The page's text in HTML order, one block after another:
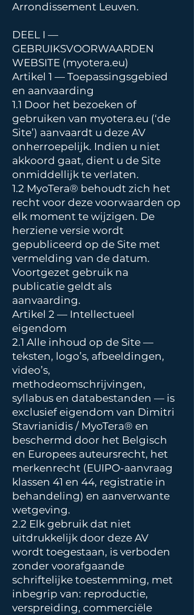
Arrondissement Leuven.
DEEL I —
GEBRUIKSVOORWAARDEN
WEBSITE (myotera.eu)
Artikel 1 — Toepassingsgebied
en aanvaarding
1.1 Door het bezoeken of
gebruiken van myotera.eu (‘de
Site’) aanvaardt u deze AV
onherroepelijk. Indien u niet
akkoord gaat, dient u de Site
onmiddellijk te verlaten.
1.2 MyoTera® behoudt zich het
recht voor deze voorwaarden op
elk moment te wijzigen. De
herziene versie wordt
gepubliceerd op de Site met
vermelding van de datum.
Voortgezet gebruik na
publicatie geldt als
aanvaarding.
Artikel 2 — Intellectueel
eigendom
2.1 Alle inhoud op de Site —
teksten, logo’s, afbeeldingen,
video’s,
methodeomschrijvingen,
syllabus en databestanden — is
exclusief eigendom van Dimitri
Stavrianidis / MyoTera® en
beschermd door het Belgisch
en Europees auteursrecht, het
merkenrecht (EUIPO-aanvraag
klassen 41 en 44, registratie in
behandeling) en aanverwante
wetgeving.
2.2 Elk gebruik dat niet
uitdrukkelijk door deze AV
wordt toegestaan, is verboden
zonder voorafgaande
schriftelijke toestemming, met
inbegrip van: reproductie,
verspreiding, commerciële